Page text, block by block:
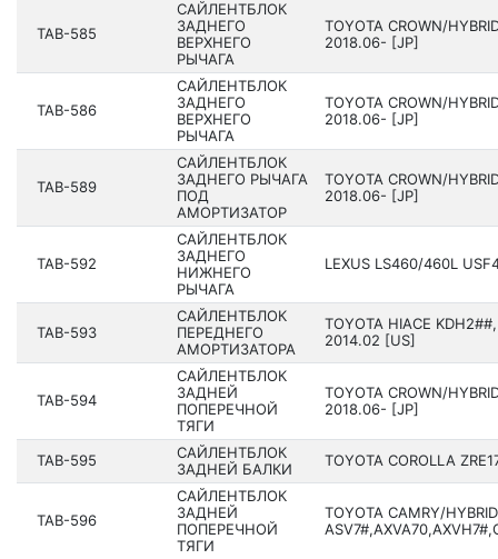
TAB-585
САЙЛЕНТБЛОК
ЗАДНЕГО
ВЕРХНЕГО
РЫЧАГА
TOYOTA CROWN/
20­18.06- [JP]
TAB-586
САЙЛЕНТБЛОК
ЗАДНЕГО
ВЕРХНЕГО
РЫЧАГА
TOYOTA CROWN/
20­18.06- [JP]
TAB-589
САЙЛЕНТБЛОК
ЗАДНЕГО РЫЧАГА
ПОД
АМОРТИЗАТОР
TOYOTA CROWN/
20­18.06- [JP]
TAB-592
САЙЛЕНТБЛОК
ЗАДНЕГО
НИЖНЕГО
РЫЧАГА
LEXUS LS460/460L
TAB-593
САЙЛЕНТБЛОК
ПЕРЕДНЕГО
АМОРТИЗАТОРА
TOYOTA HIACE
2014.02 [US]
TAB-594
САЙЛЕНТБЛОК
ЗАДНЕЙ
ПОПЕРЕЧНОЙ
ТЯГИ
TOYOTA CROWN/
20­18.06- [JP]
TAB-595
САЙЛЕНТБЛОК
ЗАДНЕЙ БАЛКИ
TOYOTA COROLLA
TAB-596
САЙЛЕНТБЛОК
ЗАДНЕЙ
ПОПЕРЕЧНОЙ
ТЯГИ
TOYOTA CAMRY/HYBRID